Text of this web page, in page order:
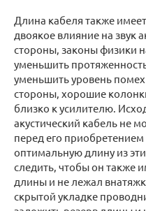
Длина кабеля также
двоякое влияние на звук
стороны, законы физики
уменьшить
уменьшить уровень
стороны, хорошие
близко к усилителю.
акустический кабель не
перед его
оптимальную длину из
следить, чтобы он также
длины и не лежал
скрытой укладке